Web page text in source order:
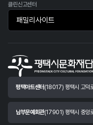
클린신고센터
패밀리사이트 바로가기
평택아트센터 (18017) 평택시 고덕
남부문예회관(17901) 평택시 중앙